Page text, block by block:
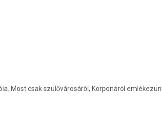
Most csak szülővárosáról, Korponáról